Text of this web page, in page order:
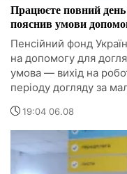
Працюєте повний
пояснив умови
Пенсійний фонд
на допомогу для
умова — вихід на
періоду догляду за
19:04 06.08